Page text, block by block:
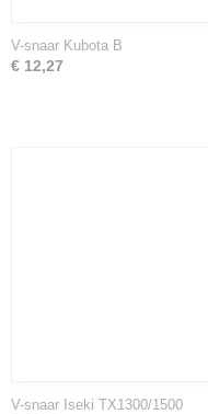
V-snaar Kubota B
€ 12,27
V-snaar Iseki TX1300/1500